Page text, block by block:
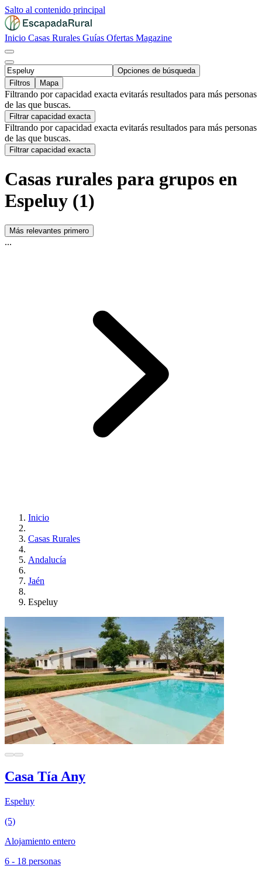
Salto al contenido principal
Inicio Casas Rurales Guías Ofertas Magazine
Opciones de búsqueda
Filtros
Mapa
Filtrando por capacidad exacta evitarás resultados para más personas
de las que buscas.
Filtrar capacidad exacta
Filtrando por capacidad exacta evitarás resultados para más personas
de las que buscas.
Filtrar capacidad exacta
Casas rurales para grupos en
Espeluy (1)
Más relevantes primero
...
Inicio
Casas Rurales
Andalucía
Jaén
Espeluy
Casa Tía Any
Espeluy
(5)
Alojamiento entero
6 - 18 personas